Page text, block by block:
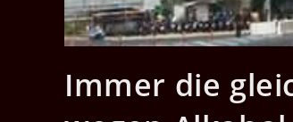
Immer die